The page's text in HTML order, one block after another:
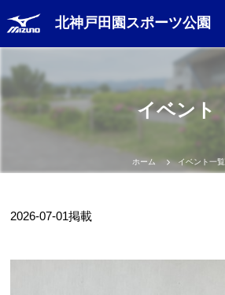
北神戸田園スポーツ公園
イベント
ホーム イベント一覧
2026-07-01掲載